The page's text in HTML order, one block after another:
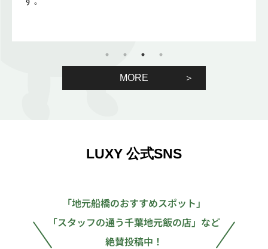
MORE
LUXY 公式SNS
「地元船橋のおすすめスポット」
「スタッフの通う千葉地元飯の店」など
絶賛投稿中！